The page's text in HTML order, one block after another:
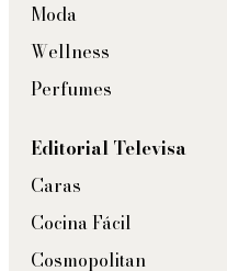
Moda
Wellness
Perfumes
Editorial Televisa
Caras
Cocina Fácil
Cosmopolitan